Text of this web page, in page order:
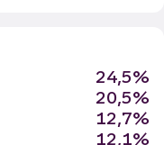
24,5%
20,5%
12,7%
12,1%